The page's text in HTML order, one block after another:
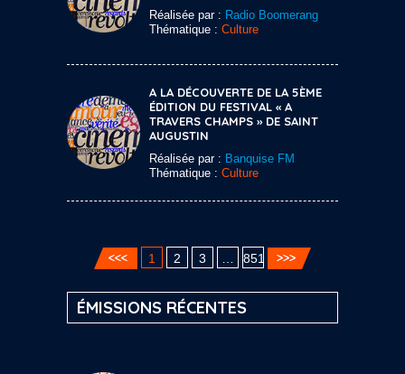
Réalisée par : Radio Boomerang
Thématique : Culture
A LA DÉCOUVERTE DE LA 5ÈME
ÉDITION DU FESTIVAL « A
TRAVERS CHAMPS » DE SAINT
AUGUSTIN
Réalisée par : Banquise FM
Thématique : Culture
1 2 3 851
ÉMISSIONS RÉCENTES